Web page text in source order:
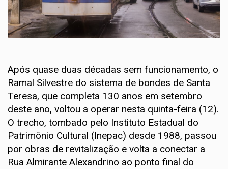
Após quase duas décadas sem funcionamento, o
Ramal Silvestre do sistema de bondes de Santa
Teresa, que completa 130 anos em setembro
deste ano, voltou a operar nesta quinta-feira (12).
O trecho, tombado pelo Instituto Estadual do
Patrimônio Cultural (Inepac) desde 1988, passou
por obras de revitalização e volta a conectar a
Rua Almirante Alexandrino ao ponto final do